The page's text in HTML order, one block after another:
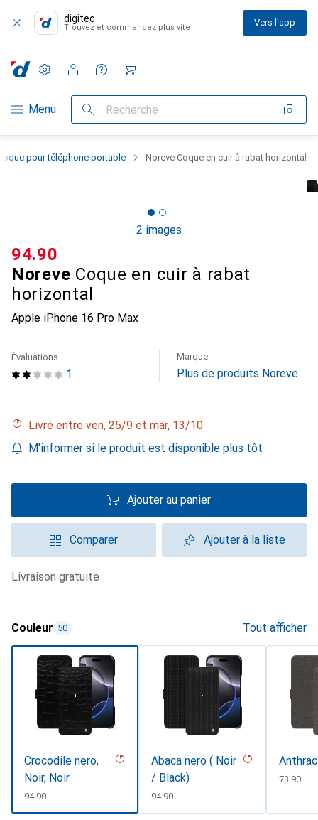
digitec
Trouvez et commandez plus vite Vers l'app
Navigation par catégorie
Menu Recherche
Paramètres
Compte client
Listes de comparaison
Listes d'envies
Panier
pour téléphone portable Noreve Coque en cuir à rabat horizontal
2 images
Noreve Coque en cuir à rabat
horizontal
Apple iPhone 16 Pro Max
CHF
94.90
1
Évaluations Marque
Plus de produits Noreve
Livré entre ven, 25/9 et mar, 13/10
M'informer si le produit est disponible plus tôt
Ajouter au panier
Comparer Ajouter à la liste
livraison gratuite
Couleur 50 Tout afficher
Crocodile nero,
Noir, Noir
CHF
94.90
Abaca nero ( Noir
/ Black)
CHF
94.90
CHF
73.90